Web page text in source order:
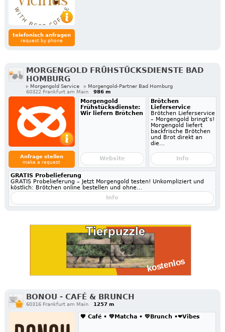
telefonisch anfragen
request by phone
MORGENGOLD FRÜHSTÜCKSDIENSTE BAD
HOMBURG
▹ Morgengold Service
▹ Morgengold-Partner Bad Homburg
60322 Frankfurt am Main
986 m
Anfrage stellen
make a request
Morgengold
Frühstücksdienste:
Wir liefern Brötchen
Website
Brötchen
Lieferservice
Brötchen Lieferservice
– Morgengold bringt’s!
Morgengold liefert
backfrische Brötchen
und Brot direkt an
die…
Info
GRATIS Probelieferung
GRATIS Probelieferung – Jetzt Morgengold testen! Unkompliziert und
köstlich: Brötchen online bestellen und ohne…
Info
BONOU - CAFÉ & BRUNCH
60316 Frankfurt am Main 1257 m
🤎 Café • 💚Matcha • 💛Brunch •❤️Vibes